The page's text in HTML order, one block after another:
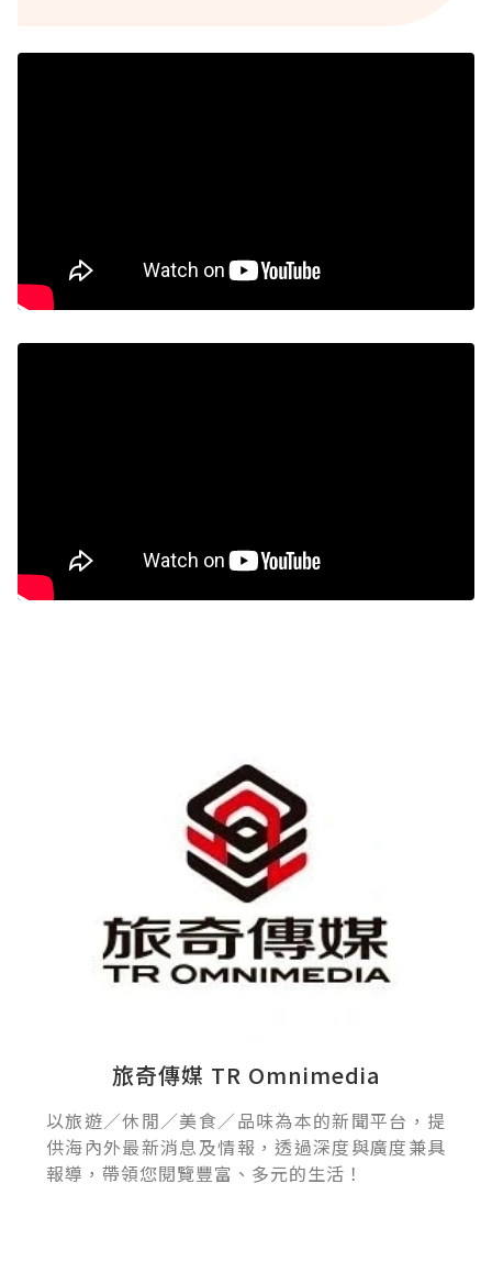
旅奇傳媒 TR Omnimedia
以旅遊／休閒／美食／品味為本的新聞平台，提
供海內外最新消息及情報，透過深度與廣度兼具
報導，帶領您閱覽豐富、多元的生活！